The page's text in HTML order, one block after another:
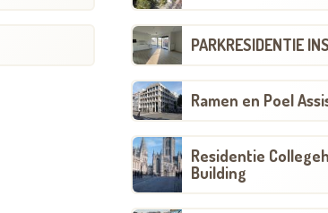
PARKRESIDENTIE
Ramen en Poel
Residentie
Building